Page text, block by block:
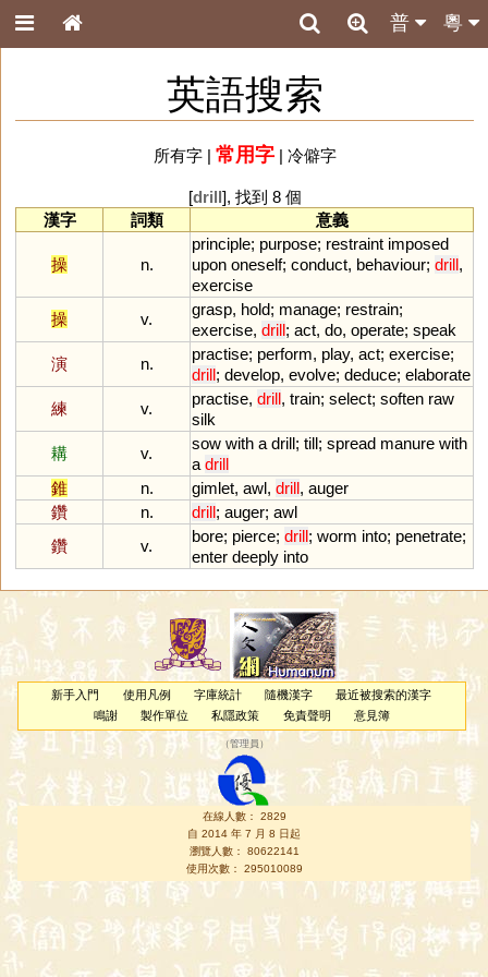
粵
普
英語搜索
所有字| 常用字| 冷僻字
[drill], 找到 8 個
漢字
詞類 意義
操 n.
principle; purpose; restraint imposed
upon oneself; conduct, behaviour; drill,
exercise
操
v.
grasp, hold; manage; restrain;
exercise, drill; act, do, operate; speak
演
n.
practise; perform, play, act; exercise;
drill; develop, evolve; deduce; elaborate
練
v.
practise, drill, train; select; soften raw
silk
耩
v.
sow with a drill; till; spread manure with
a drill
錐
n. gimlet, awl, drill, auger
鑽
n. drill; auger; awl
鑽
v.
bore; pierce; drill; worm into; penetrate;
enter deeply into
新手入門 使用凡例 字庫統計 隨機漢字
最近被搜索的漢字
鳴謝
製作單位 私隱政策 免責聲明 意見簿
（管理員 ）
在線人數： 2829
自 2014 年 7 月 8 日起
瀏覽人數： 80622141
使用次數： 295010089